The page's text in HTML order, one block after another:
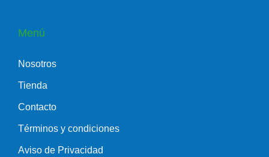
Menú
Nosotros
Tienda
Contacto
Términos y condiciones
Aviso de Privacidad